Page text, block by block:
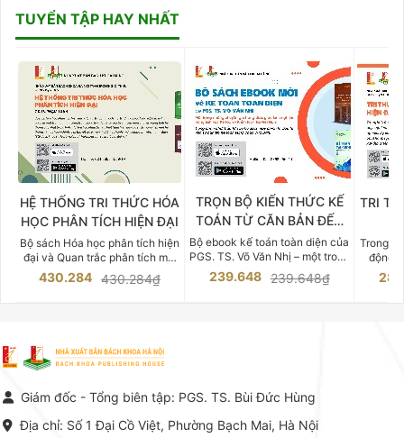
TUYỂN TẬP HAY NHẤT
HỆ THỐNG TRI THỨC HÓA
HỌC PHÂN TÍCH HIỆN ĐẠI
Bộ sách Hóa học phân tích hiện
đại và Quan trắc phân tích môi
trường của Cố Giáo sư, Tiến sĩ
Phạm Luận là một trong những
vực Hóa học phân tích tại Việt
Nam hiện nay. Bộ sách mang
đến một hệ thống tri thức hoàn
thuật thực hành -> Ứng dụng
khoa Hà Nội ấn hành cả hai
430.284 430.284₫
TRỌN BỘ KIẾN THỨC KẾ
TOÁN TỪ CĂN BẢN ĐẾN
CHUYÊN SÂU
Bộ ebook kế toán toàn diện của
PGS. TS. Võ Văn Nhị – một trong
những chuyên gia hàng đầu,
giàu kinh nghiệm trong lĩnh vực
239.648 239.648₫
TRI
Trong
động
việc
tế và
Giám đốc - Tổng biên tập: PGS. TS. Bùi Đức Hùng
Địa chỉ: Số 1 Đại Cồ Việt, Phường Bạch Mai, Hà Nội